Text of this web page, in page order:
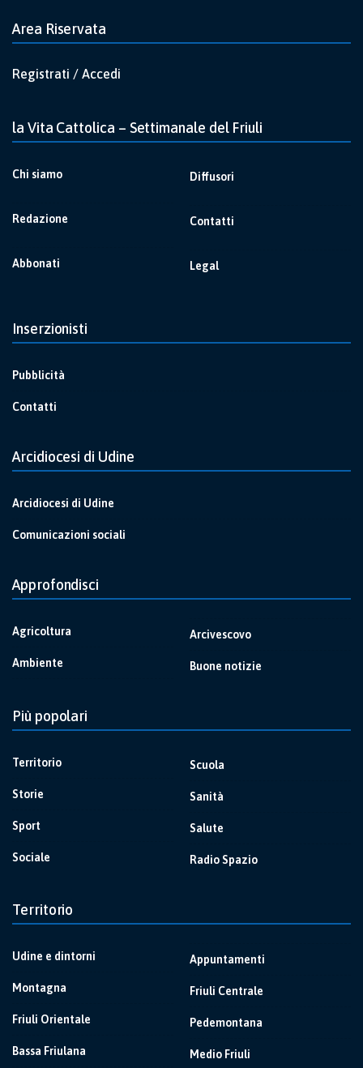
Area Riservata
Registrati / Accedi
la Vita Cattolica – Settimanale del Friuli
Chi siamo
Redazione
Abbonati
Diffusori
Contatti
Legal
Inserzionisti
Pubblicità
Contatti
Arcidiocesi di Udine
Arcidiocesi di Udine
Comunicazioni sociali
Approfondisci
Agricoltura
Ambiente
Arcivescovo
Buone notizie
Più popolari
Territorio
Storie
Sport
Sociale
Scuola
Sanità
Salute
Radio Spazio
Territorio
Udine e dintorni
Montagna
Friuli Orientale
Bassa Friulana
Appuntamenti
Friuli Centrale
Pedemontana
Medio Friuli